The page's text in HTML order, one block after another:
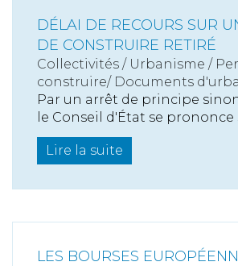
DÉLAI DE RECOURS SUR
DE CONSTRUIRE RETIRÉ
Collectivités / Urbanisme /
construire/ Documents
Par un arrêt de principe
le Conseil d'État se prononce
Lire la suite
LES BOURSES